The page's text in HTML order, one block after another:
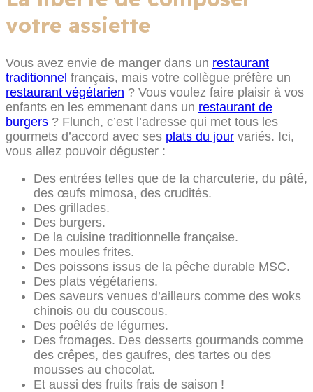
votre assiette
Vous avez envie de manger dans un restaurant
traditionnel français, mais votre collègue préfère un
restaurant végétarien ? Vous voulez faire plaisir à vos
enfants en les emmenant dans un restaurant de
burgers ? Flunch, c’est l’adresse qui met tous les
gourmets d’accord avec ses plats du jour variés. Ici,
vous allez pouvoir déguster :
Des entrées telles que de la charcuterie, du pâté,
des œufs mimosa, des crudités.
Des grillades.
Des burgers.
De la cuisine traditionnelle française.
Des moules frites.
Des poissons issus de la pêche durable MSC.
Des plats végétariens.
Des saveurs venues d’ailleurs comme des woks
chinois ou du couscous.
Des poêlés de légumes.
Des fromages. Des desserts gourmands comme
des crêpes, des gaufres, des tartes ou des
mousses au chocolat.
Et aussi des fruits frais de saison !